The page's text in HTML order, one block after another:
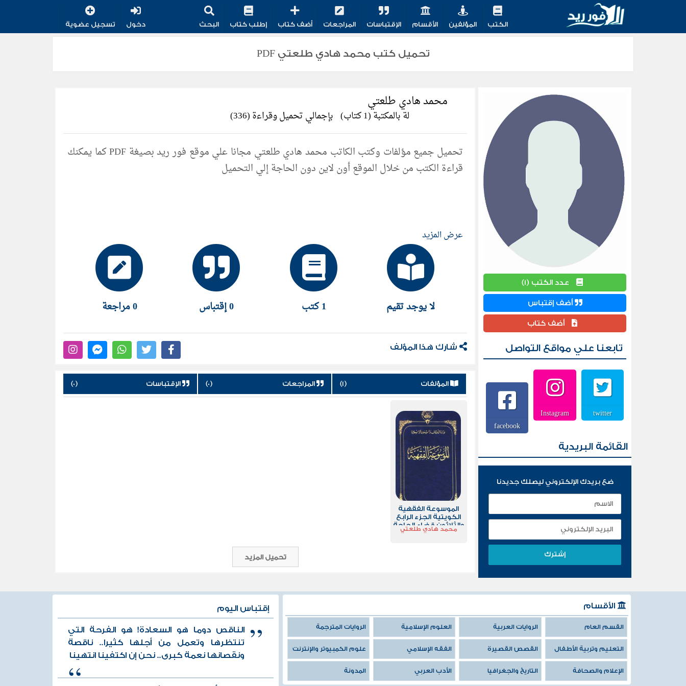
الكتب المؤلفين الأقسام الإقتباسات المراجعات أضف كتاب إطلب كتاب البحث دخول تسجيل عضوية
تحميل كتب محمد هادي طلعتي PDF
محمد هادي طلعتي
لة بالمكتبة (1 كتاب) بإجمالي تحميل وقراءة (336)
تحميل جميع مؤلفات وكتب الكاتب محمد هادي طلعتي مجانا علي موقع فور ريد بصيغة PDF كما يمكنك
قراءة الكتب من خلال الموقع أون لاين دون الحاجة إلي التحميل
عرض المزيد
لا يوجد تقيم 1 كتب 0 إقتباس 0 مراجعة
شارك هذا المؤلف
المؤلفات (1) المراجعات (0) الإقتباسات (0)
الموسوعة الفقهية
الكويتية الجزء الرابع
والثلاثون قضاء الحاجة
كفالة
محمد هادي طلعتي
تحميل المزيد
عدد الكتب (1)
أضف إقتباس
أضف كتاب
تابعنا علي مواقع التواصل
twitter
Instagram
facebook
القائمة البريدية
ضع بريدك الإلكتروني ليصلك جديدنا
الأقسام
القسم العام الروايات العربية العلوم الإسلامية الروايات المترجمة
التعليم وتربية الأطفال القصص القصيرة الفقه الإسلامي علوم الكمبيوتر والإنترنت
الإعلام والصحافة التاريخ والجغرافيا الأدب العربي المدونة
إقتباس اليوم
الناقص دوما هو السعادة! هو الفرحة التي
تنتظرها وتعمل من أجلها كثيرا.. ناقصة
ونقصانها نعمة كبرى.. نحن إن اكتفينا انتهينا